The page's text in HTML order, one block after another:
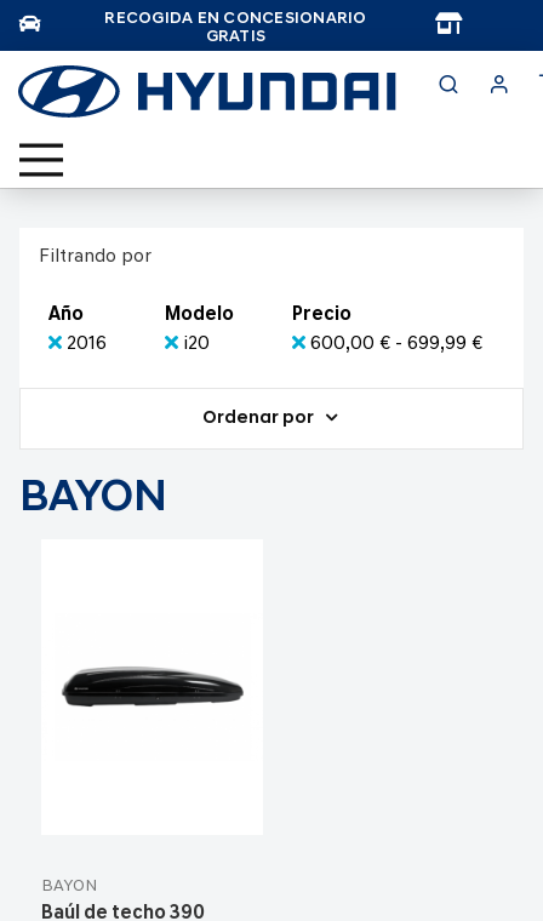
RECOGIDA EN CONCESIONARIO
GRATIS
Filtrando por
Año
2016
Modelo
i20
Precio
600,00 € - 699,99 €
Ordenar por
BAYON
BAYON
Baúl de techo 390